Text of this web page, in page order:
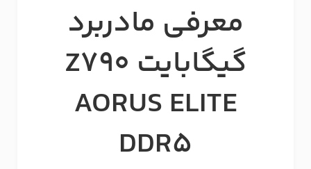
معرفی مادربرد
گیگابایت Z790
AORUS ELITE
DDR5